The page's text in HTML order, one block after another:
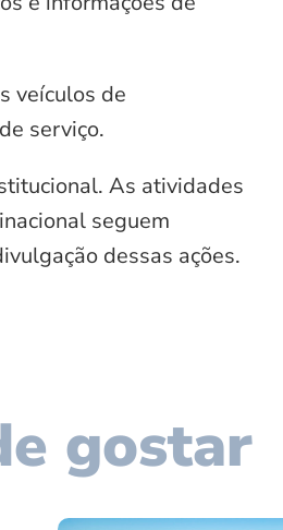
veículos de
serviço.
As atividades
seguem
dessas ações.
gostar